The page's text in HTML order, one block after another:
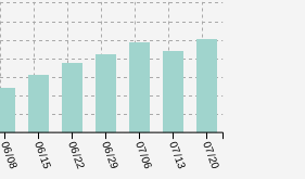
06/08 06/15 06/22 06/29 07/06 07/13 07/20